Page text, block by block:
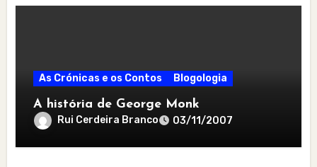
As Crónicas e os Contos Blogologia
A história de George Monk
Rui Cerdeira Branco 03/11/2007